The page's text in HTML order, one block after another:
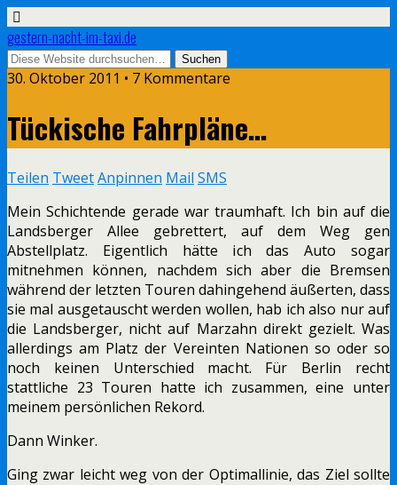
gestern-nacht-im-taxi.de
30. Oktober 2011 • 7 Kommentare
Tückische Fahrpläne…
Teilen TweetAnpinnen Mail SMS
Mein Schichtende gerade war traumhaft. Ich bin auf die
Landsberger Allee gebrettert, auf dem Weg gen
Abstellplatz. Eigentlich hätte ich das Auto sogar
mitnehmen können, nachdem sich aber die Bremsen
während der letzten Touren dahingehend äußerten, dass
sie mal ausgetauscht werden wollen, hab ich also nur auf
die Landsberger, nicht auf Marzahn direkt gezielt. Was
allerdings am Platz der Vereinten Nationen so oder so
noch keinen Unterschied macht. Für Berlin recht
stattliche 23 Touren hatte ich zusammen, eine unter
meinem persönlichen Rekord.
Dann Winker.
Ging zwar leicht weg von der Optimallinie, das Ziel sollte